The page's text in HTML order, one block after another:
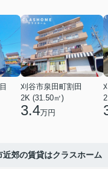
刈谷市泉田町割田
2K (31.50㎡)
3.4万円
の賃貸はクラスホーム